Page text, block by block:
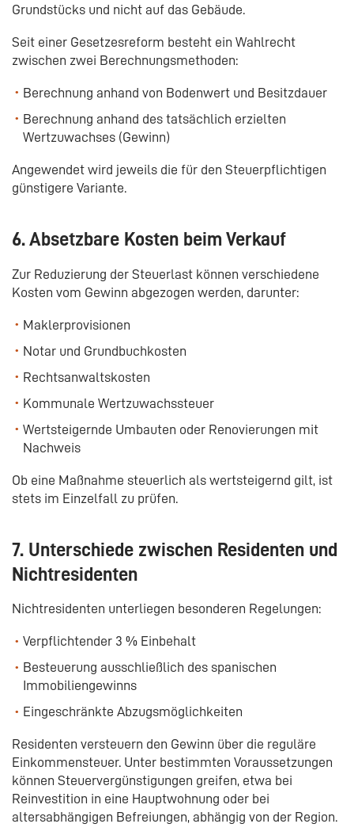
Grundstücks und nicht auf das Gebäude.
Seit einer Gesetzesreform besteht ein Wahlrecht
zwischen zwei Berechnungsmethoden:
Berechnung anhand von Bodenwert und Besitzdauer
Berechnung anhand des tatsächlich erzielten
Wertzuwachses (Gewinn)
Angewendet wird jeweils die für den Steuerpflichtigen
günstigere Variante.
6. Absetzbare Kosten beim Verkauf
Zur Reduzierung der Steuerlast können verschiedene
Kosten vom Gewinn abgezogen werden, darunter:
Maklerprovisionen
Notar und Grundbuchkosten
Rechtsanwaltskosten
Kommunale Wertzuwachssteuer
Wertsteigernde Umbauten oder Renovierungen mit
Nachweis
Ob eine Maßnahme steuerlich als wertsteigernd gilt, ist
stets im Einzelfall zu prüfen.
7. Unterschiede zwischen Residenten und
Nichtresidenten
Nichtresidenten unterliegen besonderen Regelungen:
Verpflichtender 3 % Einbehalt
Besteuerung ausschließlich des spanischen
Immobiliengewinns
Eingeschränkte Abzugsmöglichkeiten
Residenten versteuern den Gewinn über die reguläre
Einkommensteuer. Unter bestimmten Voraussetzungen
können Steuervergünstigungen greifen, etwa bei
Reinvestition in eine Hauptwohnung oder bei
altersabhängigen Befreiungen, abhängig von der Region.